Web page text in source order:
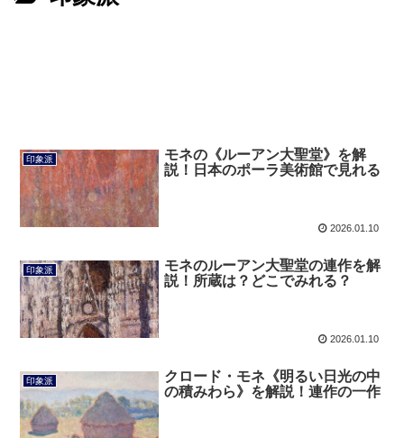
印象派
モネの《ルーアン大聖堂》を解
説！日本のポーラ美術館で見れる
2026.01.10
印象派
モネのルーアン大聖堂の連作を解
説！所蔵は？どこでみれる？
2026.01.10
印象派
クロード・モネ《明るい日光の中
の積みわら》を解説！連作の一作